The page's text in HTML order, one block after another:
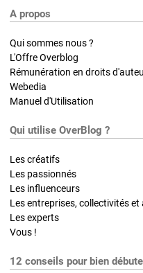
A propos
Qui sommes nous ?
L'Offre Overblog
Rémunération en droits
Webedia
Manuel d'Utilisation
Qui utilise OverBlog ?
Les créatifs
Les passionnés
Les influenceurs
Les entreprises, collectivités
Les experts
Vous !
12 conseils pour bien